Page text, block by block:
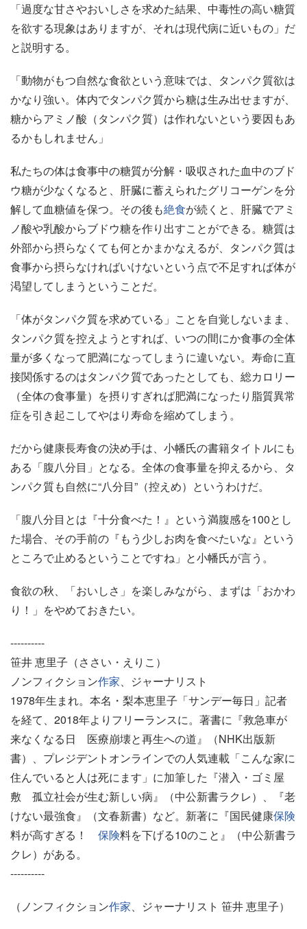
「過度な甘さやおいしさを求めた結果、中毒性の高い糖質
を欲する現象はありますが、それは現代病に近いもの」だ
と説明する。
「動物がもつ自然な食欲という意味では、タンパク質欲は
かなり強い。体内でタンパク質から糖は生み出せますが、
糖からアミノ酸（タンパク質）は作れないという要因もあ
るかもしれません」
私たちの体は食事中の糖質が分解・吸収された血中のブド
ウ糖が少なくなると、肝臓に蓄えられたグリコーゲンを分
解して血糖値を保つ。その後も絶食が続くと、肝臓でアミ
ノ酸や乳酸からブドウ糖を作り出すことができる。糖質は
外部から摂らなくても何とかまかなえるが、タンパク質は
食事から摂らなければいけないという点で不足すれば体が
渇望してしまうということだ。
「体がタンパク質を求めている」ことを自覚しないまま、
タンパク質を控えようとすれば、いつの間にか食事の全体
量が多くなって肥満になってしまうに違いない。寿命に直
接関係するのはタンパク質であったとしても、総カロリー
（全体の食事量）を摂りすぎれば肥満になったり脂質異常
症を引き起こしてやはり寿命を縮めてしまう。
だから健康長寿食の決め手は、小幡氏の書籍タイトルにも
ある「腹八分目」となる。全体の食事量を抑えるから、タ
ンパク質も自然に“八分目”（控えめ）というわけだ。
「腹八分目とは『十分食べた！』という満腹感を100とし
た場合、その手前の『もう少しお肉を食べたいな』という
ところで止めるということですね」と小幡氏が言う。
食欲の秋、「おいしさ」を楽しみながら、まずは「おかわ
り！」をやめておきたい。
----------
笹井 恵里子（ささい・えりこ）
ノンフィクション作家、ジャーナリスト
1978年生まれ。本名・梨本恵里子「サンデー毎日」記者
を経て、2018年よりフリーランスに。著書に『救急車が
来なくなる日 医療崩壊と再生への道』（NHK出版新
書）、プレジデントオンラインでの人気連載「こんな家に
住んでいると人は死にます」に加筆した『潜入・ゴミ屋
敷 孤立社会が生む新しい病』（中公新書ラクレ）、『老
けない最強食』（文春新書）など。新著に『国民健康保険
料が高すぎる！ 保険料を下げる10のこと』（中公新書ラ
クレ）がある。
----------
（ノンフィクション作家、ジャーナリスト 笹井 恵里子）